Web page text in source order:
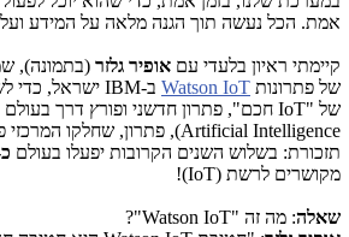
אמת. הכל נעשה תוך הגנה מלאה על המידע
קיימתי ראיון בלעדי עם אופיר גלזר (בתמונה),
של פתרונות Watson IoT ב-IBM ישראל, כדי
של "IoT חכם", פתרון חדשני ופורץ דרך בעולם ההייטק, מבוסס
Artificial Intelligence), פתרון, שחלקו המרכזי
תזכורת: בשלוש השנים הקרובות יפעלו בעולם כ- 75
מקושרים לרשת (IoT)!
שאלה: מה זה Watson IoT"
"?